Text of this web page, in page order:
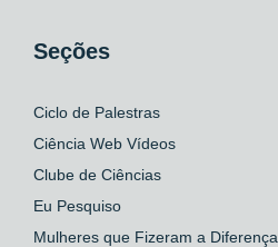
Seções
Ciclo de Palestras
Ciência Web Vídeos
Clube de Ciências
Eu Pesquiso
Mulheres que Fizeram a Diferença